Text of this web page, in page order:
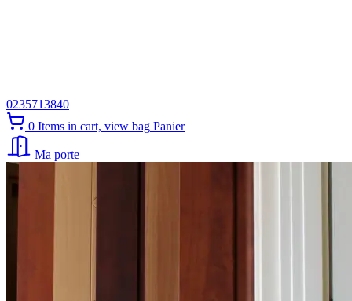
0235713840
0 Items in cart, view bag Panier
Ma porte